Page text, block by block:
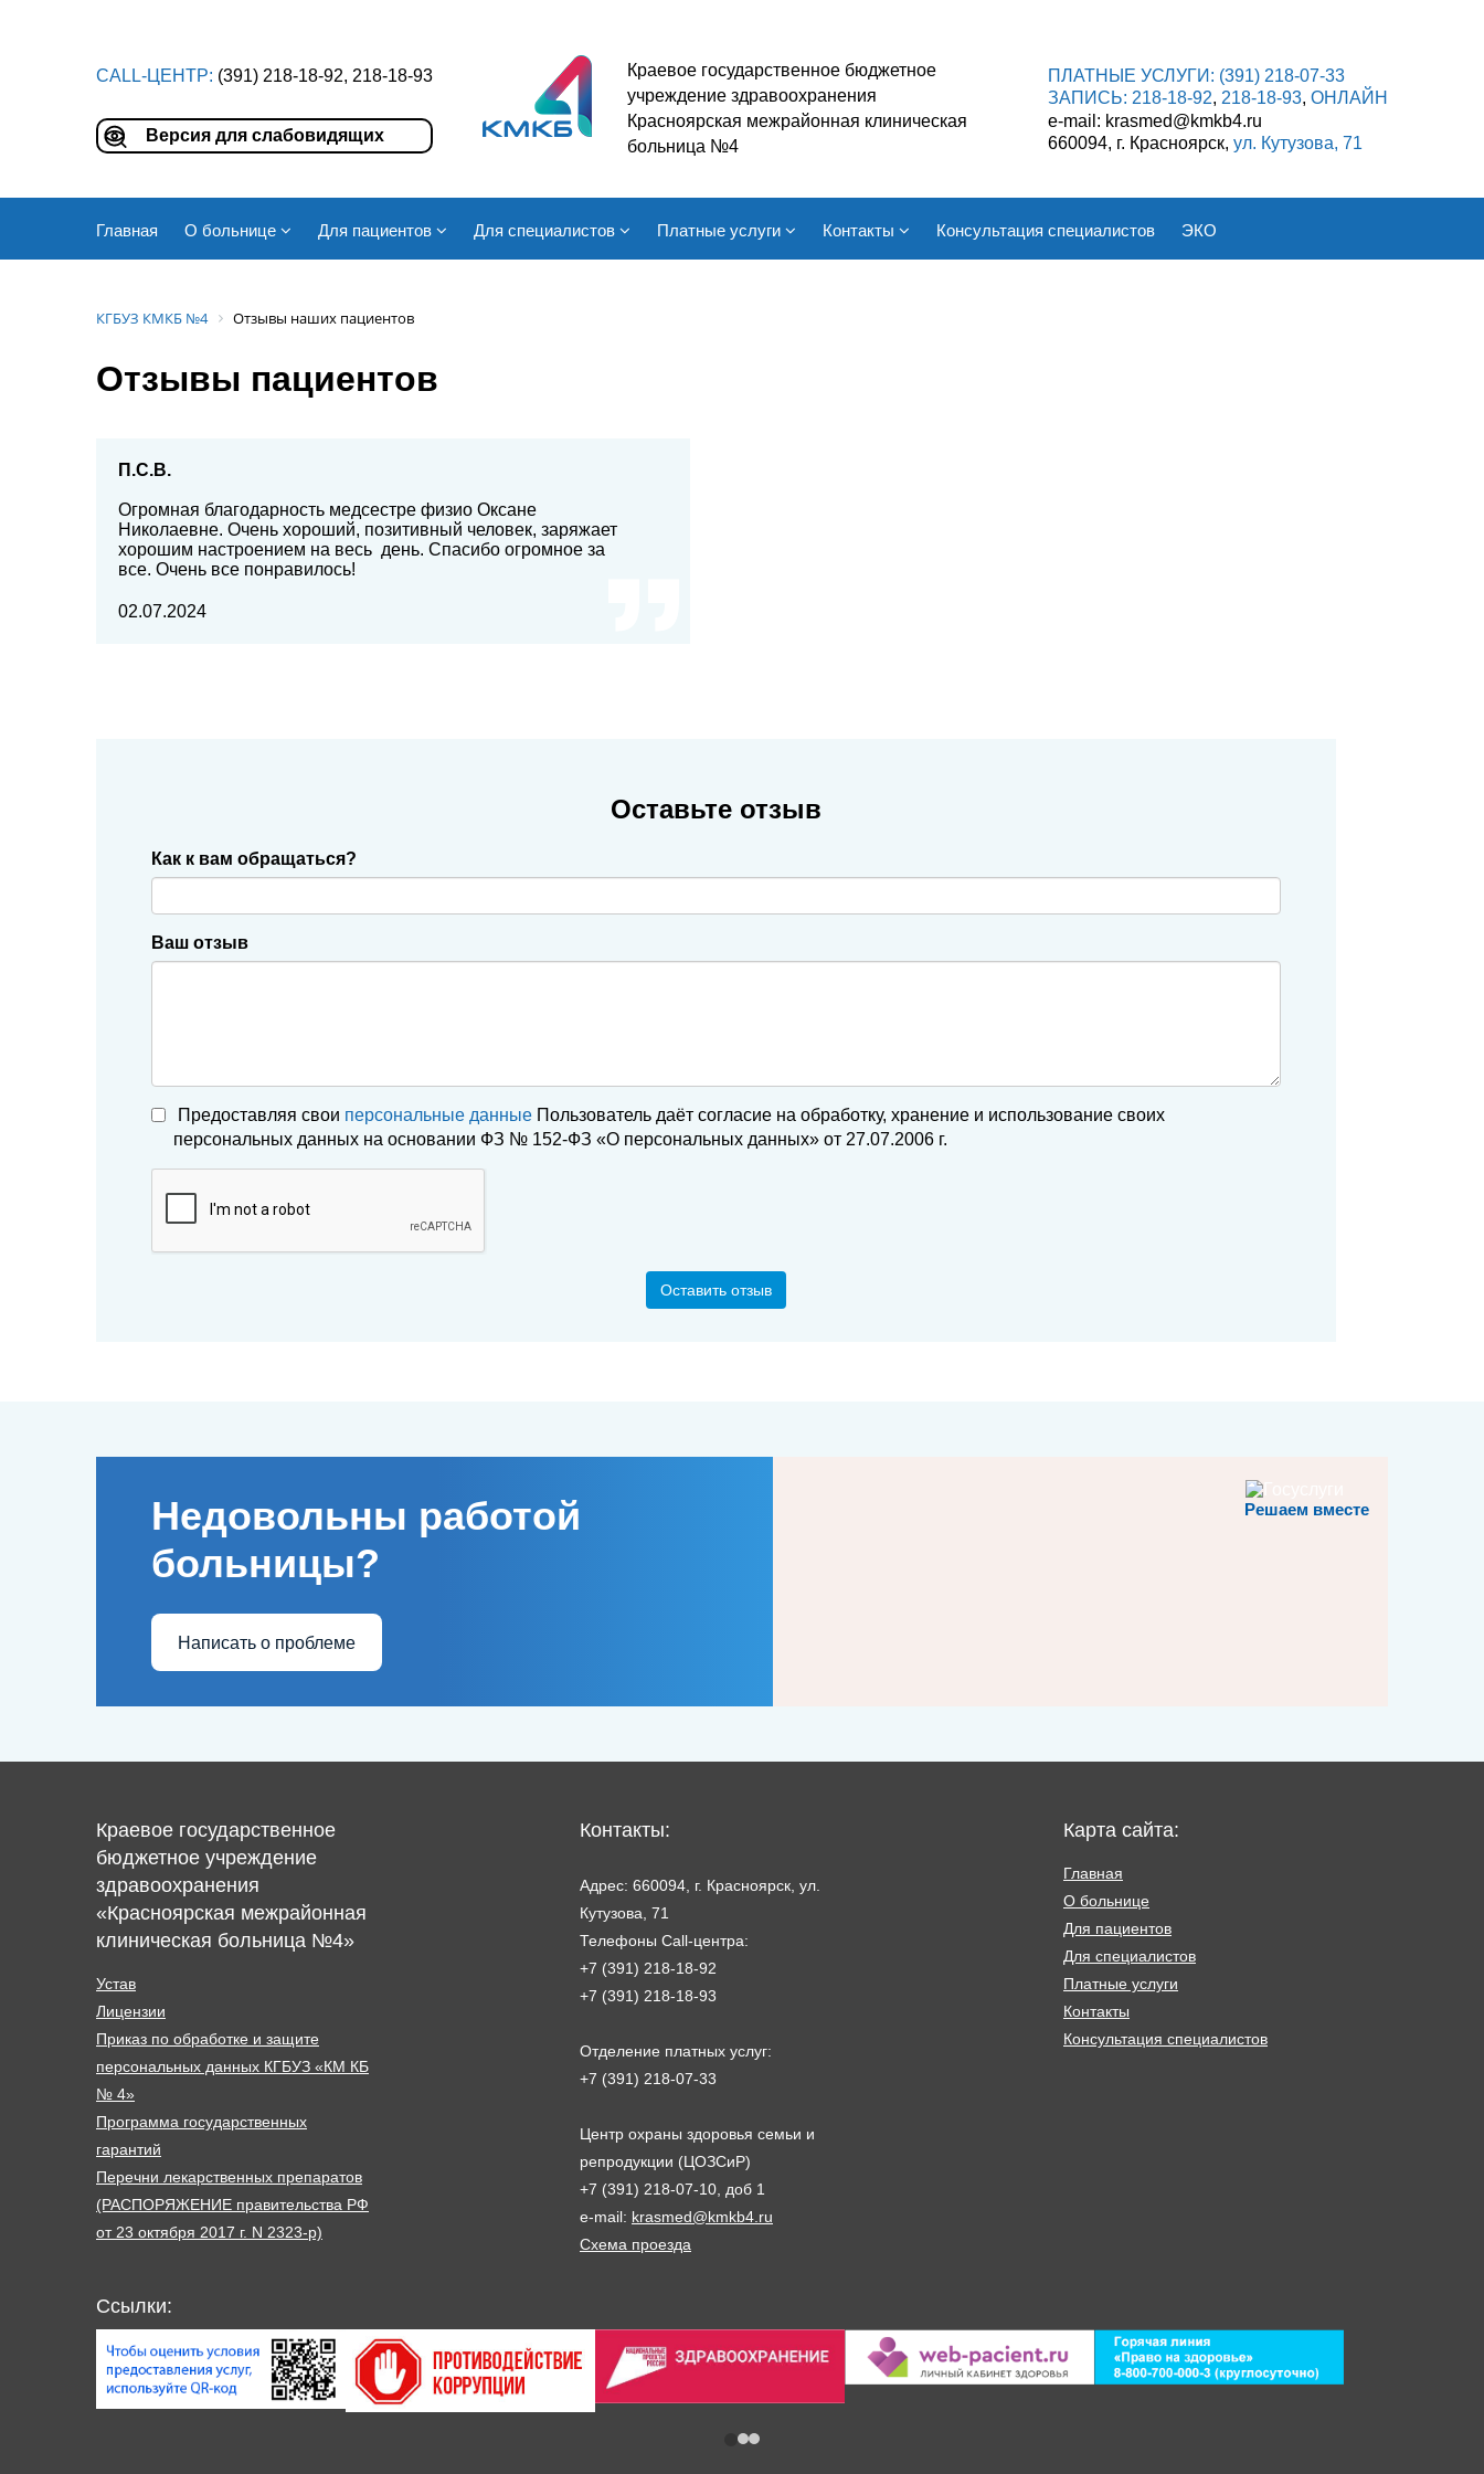
CALL-ЦЕНТР: (391) 218-18-92, 218-18-93
Версия для слабовидящих
Краевое государственное бюджетное
учреждение здравоохранения
Красноярская межрайонная клиническая
больница №4
ПЛАТНЫЕ УСЛУГИ: (391) 218-07-33
ЗАПИСЬ: 218-18-92, 218-18-93, ОНЛАЙН
e-mail: krasmed@kmkb4.ru
660094, г. Красноярск, ул. Кутузова, 71
Главная О больнице Для пациентов Для специалистов Платные услуги Контакты Консультация специалистов ЭКО
КГБУЗ КМКБ №4 Отзывы наших пациентов
Отзывы пациентов
П.С.В.
Огромная благодарность медсестре физио Оксане
Николаевне. Очень хороший, позитивный человек, заряжает
хорошим настроением на весь день. Спасибо огромное за
все. Очень все понравилось!
02.07.2024
Оставьте отзыв
Как к вам обращаться?
Ваш отзыв
Предоставляя свои персональные данные Пользователь даёт согласие на обработку, хранение и использование своих
персональных данных на основании ФЗ № 152-ФЗ «О персональных данных» от 27.07.2006 г.
Оставить отзыв
Решаем вместе
Недовольны работой
больницы?
Написать о проблеме
Краевое государственное
бюджетное учреждение
здравоохранения
«Красноярская межрайонная
клиническая больница №4»
Устав
Лицензии
Приказ по обработке и защите
персональных данных КГБУЗ «КМ КБ
№ 4»
Программа государственных
гарантий
Перечни лекарственных препаратов
(РАСПОРЯЖЕНИЕ правительства РФ
от 23 октября 2017 г. N 2323-р)
Контакты:
Адрес: 660094, г. Красноярск, ул.
Кутузова, 71
Телефоны Call-центра:
+7 (391) 218-18-92
+7 (391) 218-18-93
Отделение платных услуг:
+7 (391) 218-07-33
Центр охраны здоровья семьи и
репродукции (ЦОЗСиР)
+7 (391) 218-07-10, доб 1
e-mail: krasmed@kmkb4.ru
Схема проезда
Карта сайта:
Главная
О больнице
Для пациентов
Для специалистов
Платные услуги
Контакты
Консультация специалистов
Ссылки: